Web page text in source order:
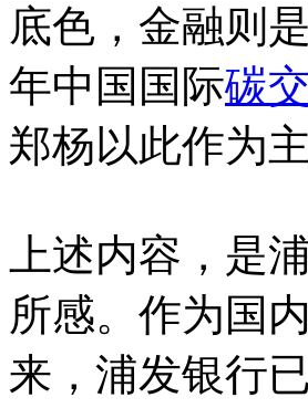
底色，金融则
年中国国际碳
郑杨以此作为
上述内容，是
所感。作为国
来，浦发银行